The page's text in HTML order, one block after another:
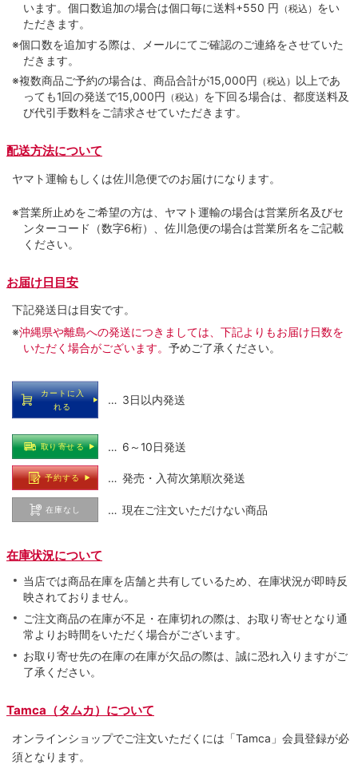
います。個口数追加の場合は個口毎に送料+550 円 （税込） をい
ただきます。
※個口数を追加する際は、メールにてご確認のご連絡をさせていた
だきます。
※複数商品ご予約の場合は、商品合計が15,000円 （税込） 以上であ
っても1回の発送で15,000円 （税込） を下回る場合は、都度送料及
び代引手数料をご請求させていただきます。
配送方法について
ヤマト運輸もしくは佐川急便でのお届けになります。
※営業所止めをご希望の方は、ヤマト運輸の場合は営業所名及びセ
ンターコード（数字6桁）、佐川急便の場合は営業所名をご記載
ください。
お届け日目安
下記発送日は目安です。
※沖縄県や離島への発送につきましては、下記よりもお届け日数を
いただく場合がございます。 予めご了承ください。
カートに入
れる
… 3日以内発送
取り寄せる … 6～10日発送
予約する … 発売・入荷次第順次発送
在庫なし … 現在ご注文いただけない商品
在庫状況について
当店では商品在庫を店舗と共有しているため、在庫状況が即時反
映されておりません。
ご注文商品の在庫が不足・在庫切れの際は、お取り寄せとなり通
常よりお時間をいただく場合がございます。
お取り寄せ先の在庫の在庫が欠品の際は、誠に恐れ入りますがご
了承ください。
Tamca（タムカ）について
オンラインショップでご注⽂いただくには「Tamca」会員登録が必
須となります。